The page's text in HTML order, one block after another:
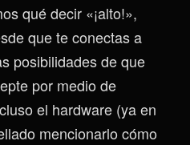
qué decir «¡alto!»,
que te conectas a
posibilidades de que
por medio de
el hardware (ya en
mencionarlo cómo